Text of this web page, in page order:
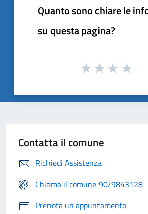
Quanto sono chiare le
su questa pagina?
Contatta il comune
Richiedi Assistenza
Chiama il comune 90/9843128
Prenota un appuntamento